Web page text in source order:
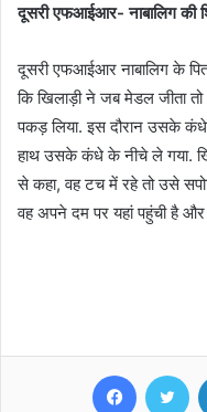
दूसरी एफआईआर- नाबालिग की
दूसरी एफआईआर नाबालिग के
कि खिलाड़ी ने जब मेडल जीता
पकड़ लिया. इस दौरान उसके
हाथ उसके कंधे के नीचे ले गया.
से कहा, वह टच में रहे तो उसे
वह अपने दम पर यहां पहुंची है
Facebook